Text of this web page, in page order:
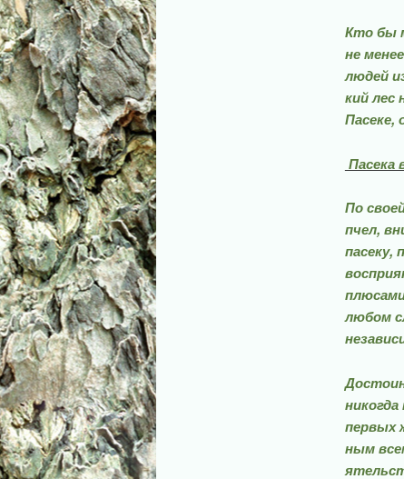
Кто бы
не
людей
кий лес
Пасеке,
Пасека
По
пчел,
пасеку,
любом
первых
ным